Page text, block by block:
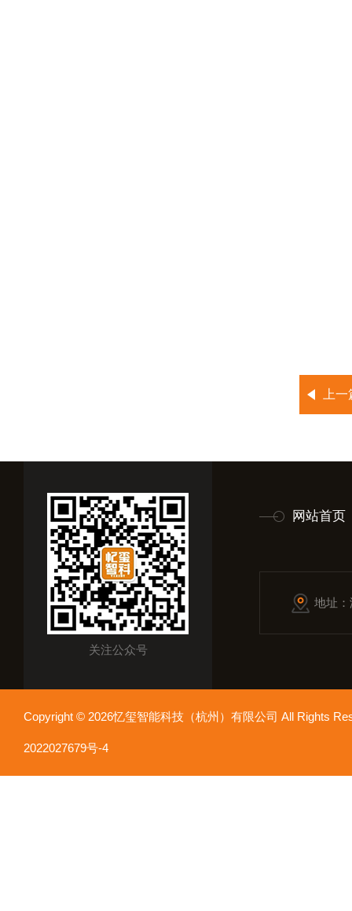
上
关注公众号
网站首页
地址：
Copyright © 2026忆玺智能科技（杭州）有限公司 All Rights
2022027679号-4